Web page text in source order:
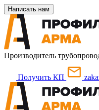
Написать нам
Производитель
Получить КП